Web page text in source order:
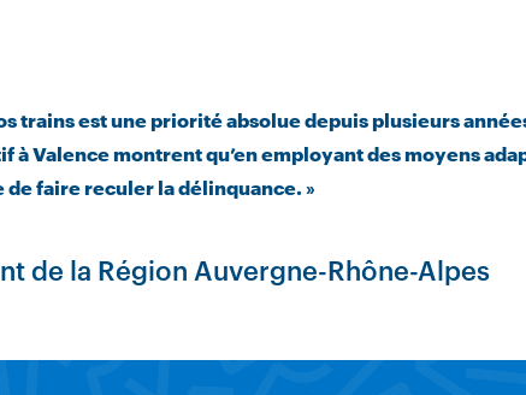
trains est une priorité absolue depuis plusieurs
à Valence montrent qu’en employant des moyens
faire reculer la délinquance. »
de la Région Auvergne-Rhône-Alpes